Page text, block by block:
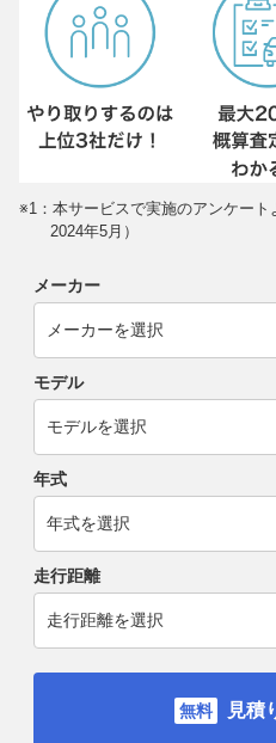
※1：本サービスで実施のアンケー
2024年5月）
メーカー
モデル
年式
走行距離
見積